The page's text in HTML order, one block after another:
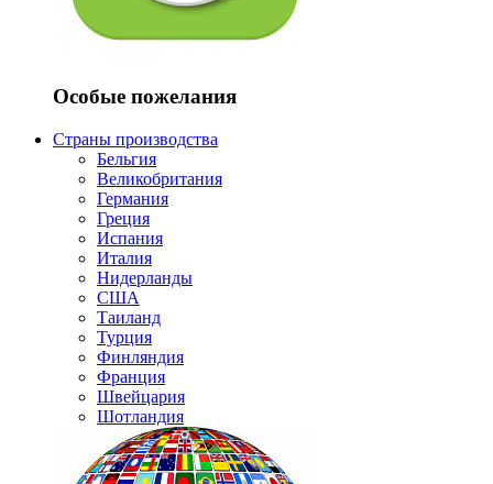
Особые пожелания
Страны производства
Бельгия
Великобритания
Германия
Греция
Испания
Италия
Нидерланды
США
Таиланд
Турция
Финляндия
Франция
Швейцария
Шотландия